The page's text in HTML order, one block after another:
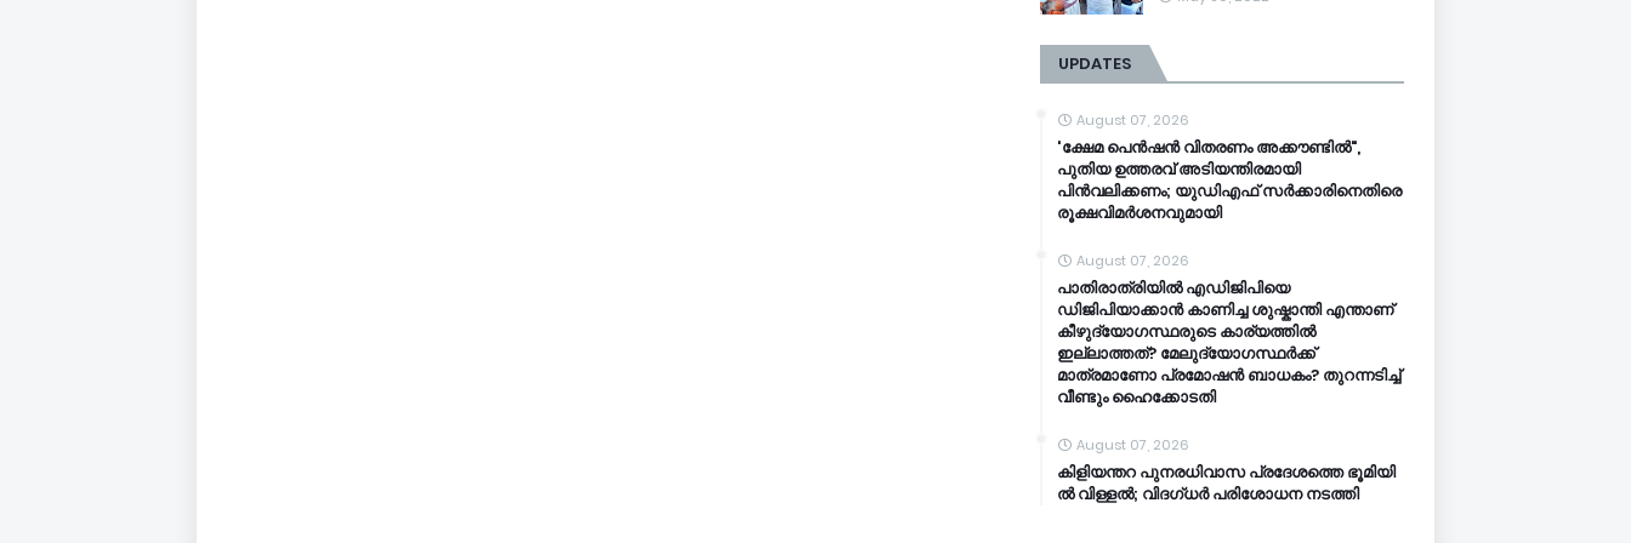
UPDATES
August 07, 2026
'ക്ഷേമ പെൻഷൻ വിതരണം അക്കൗണ്ടിൽ",
പുതിയ ഉത്തരവ് അടിയന്തിരമായി
പിൻവലിക്കണം; യുഡിഎഫ് സർക്കാരിനെതിരെ
രൂക്ഷവിമർശനവുമായി
August 07, 2026
പാതിരാത്രിയിൽ എഡിജിപിയെ
ഡിജിപിയാക്കാൻ കാണിച്ച ശുഷ്കാന്തി എന്താണ്
കീഴുദ്യോഗസ്ഥരുടെ കാര്യത്തിൽ
ഇല്ലാത്തത്? മേലുദ്യോഗസ്ഥർക്ക്
മാത്രമാണോ പ്രമോഷൻ ബാധകം? തുറന്നടിച്ച്
വീണ്ടും ഹൈക്കോടതി
August 07, 2026
കി​ളി​യ​ന്ത​റ പു​ന​ര​ധി​വാ​സ പ്രദേശത്തെ ഭൂ​മി​യി​
ൽ വി​ള്ള​ൽ; വി​ദ​ഗ്ധ​ർ പ​രി​ശോ​ധ​ന ന​ട​ത്തി